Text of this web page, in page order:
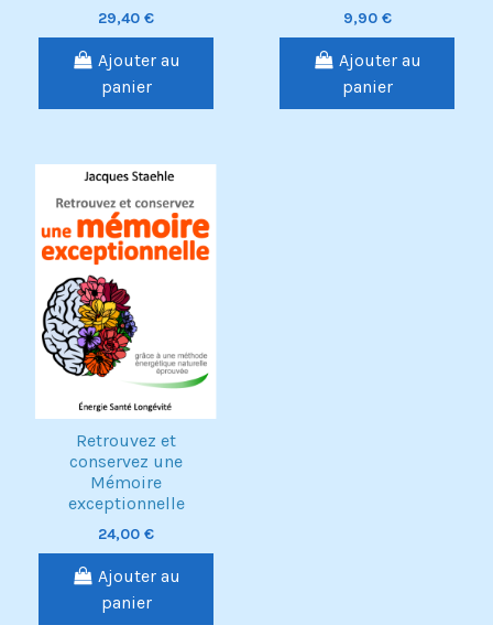
29,40 €
Ajouter au
panier
9,90 €
Ajouter au
panier
Exclusivité web !
Retrouvez et
conservez une
Mémoire
exceptionnelle
24,00 €
Ajouter au
panier